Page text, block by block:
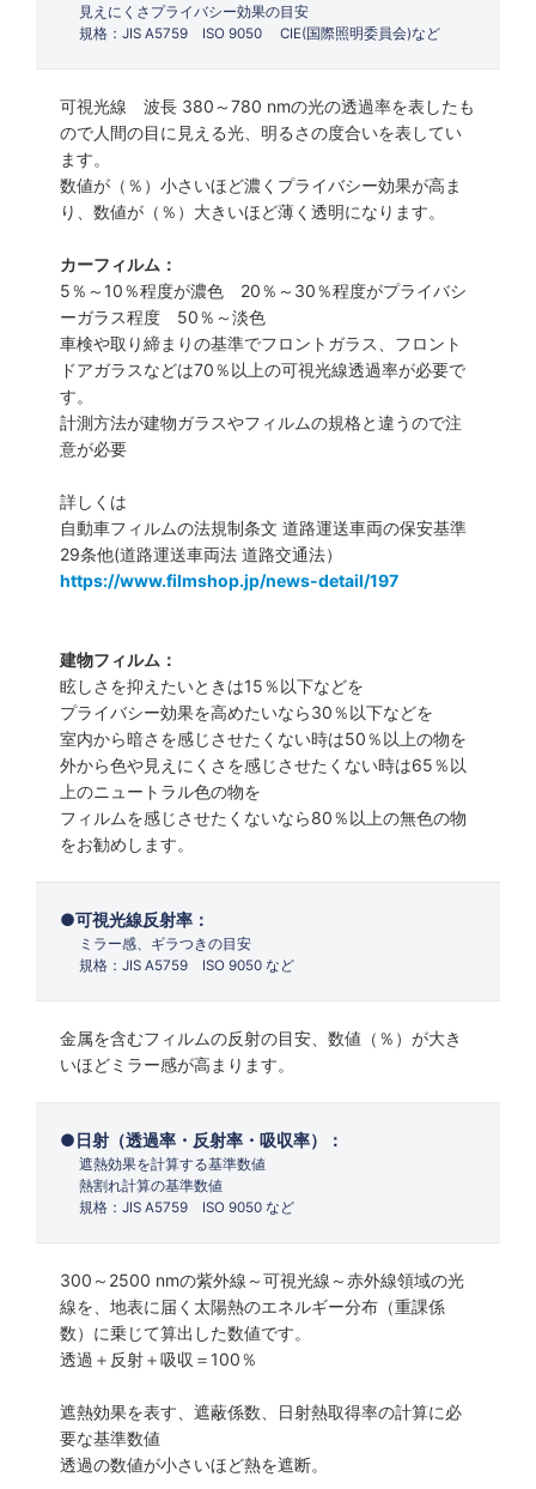
見えにくさプライバシー効果の目安
規格：JIS A5759 ISO 9050 CIE(国際照明委員会)など
可視光線 波長 380～780 nmの光の透過率を表したも
ので人間の目に見える光、明るさの度合いを表してい
ます。
数値が（％）小さいほど濃くプライバシー効果が高ま
り、数値が（％）大きいほど薄く透明になります。
カーフィルム：
5％～10％程度が濃色 20％～30％程度がプライバシ
ーガラス程度 50％～淡色
車検や取り締まりの基準でフロントガラス、フロント
ドアガラスなどは70％以上の可視光線透過率が必要で
す。
計測方法が建物ガラスやフィルムの規格と違うので注
意が必要
詳しくは
自動車フィルムの法規制条文 道路運送車両の保安基準
29条他(道路運送車両法 道路交通法）
https://www.filmshop.jp/news-detail/197
建物フィルム：
眩しさを抑えたいときは15％以下などを
プライバシー効果を高めたいなら30％以下などを
室内から暗さを感じさせたくない時は50％以上の物を
外から色や見えにくさを感じさせたくない時は65％以
上のニュートラル色の物を
フィルムを感じさせたくないなら80％以上の無色の物
をお勧めします。
可視光線反射率：
ミラー感、ギラつきの目安
規格：JIS A5759 ISO 9050 など
金属を含むフィルムの反射の目安、数値（％）が大き
いほどミラー感が高まります。
日射（透過率・反射率・吸収率）：
遮熱効果を計算する基準数値
熱割れ計算の基準数値
規格：JIS A5759 ISO 9050 など
300～2500 nmの紫外線～可視光線～赤外線領域の光
線を、地表に届く太陽熱のエネルギー分布（重課係
数）に乗じて算出した数値です。
透過＋反射＋吸収＝100％
遮熱効果を表す、遮蔽係数、日射熱取得率の計算に必
要な基準数値
透過の数値が小さいほど熱を遮断。